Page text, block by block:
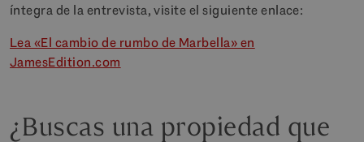
íntegra de la entrevista, visite el siguiente enlace:
Lea «El cambio de rumbo de Marbella» en
JamesEdition.com
¿Buscas una propiedad que